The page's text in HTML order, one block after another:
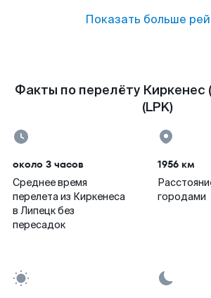
Показать больше
Факты по перелёту Киркенес
(LPK)
около 3 часов
Среднее время
перелета из Киркенеса
в Липецк без
пересадок
1956 км
городами